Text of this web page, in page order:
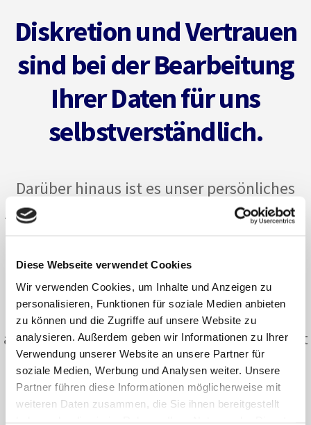
Diese Webseite verwendet Cookies
Wir verwenden Cookies, um Inhalte und Anzeigen zu
personalisieren, Funktionen für soziale Medien anbieten
zu können und die Zugriffe auf unsere Website zu
analysieren. Außerdem geben wir Informationen zu Ihrer
Verwendung unserer Website an unsere Partner für
soziale Medien, Werbung und Analysen weiter. Unsere
Partner führen diese Informationen möglicherweise mit
weiteren Daten zusammen, die Sie ihnen bereitgestellt
Diskretion und Vertrauen
sind bei der Bearbeitung
Ihrer Daten für uns
selbstverständlich.
Darüber hinaus ist es unser persönliches
Anliegen, Ihnen durch den Einsatz der stets
sowie durch die laufende Fortbildung in
allen relevanten fachlichen Bereichen eine
umfassende und optimale Beratung
anzubieten, ohne den persönlichen Kontakt
zu verlieren.